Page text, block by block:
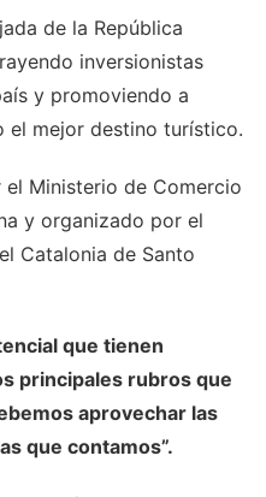
de la República
inversionistas
y promoviendo a
el mejor destino turístico.
Ministerio de Comercio
y organizado por el
Catalonia de Santo
que tienen
principales rubros que
aprovechar las
que contamos”.